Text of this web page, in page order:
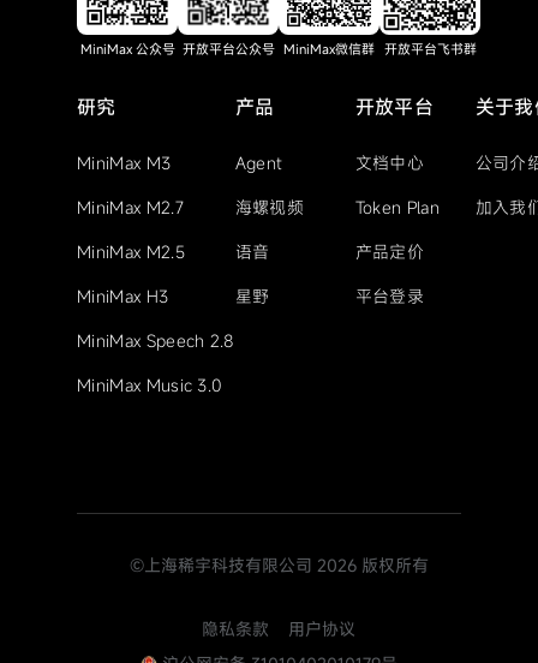
MiniMax 公众号 开放平台公众号 MiniMax微信群 开放平台飞书群
研究
MiniMax M3
MiniMax M2.7
MiniMax M2.5
MiniMax H3
MiniMax Speech 2.8
MiniMax Music 3.0
产品
Agent
海螺视频
语音
星野
开放平台
文档中心
Token Plan
产品定价
平台登录
关于
公司介
加入我
©上海稀宇科技有限公司 2026版权所有
隐私条款
用户协议